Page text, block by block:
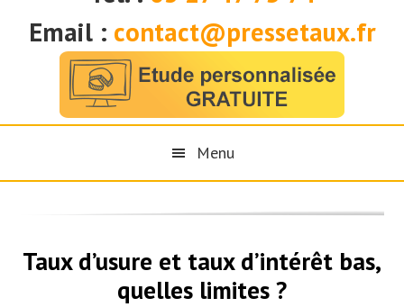
Email : contact@pressetaux.fr
Menu
Taux d’usure et taux d’intérêt bas,
quelles limites ?